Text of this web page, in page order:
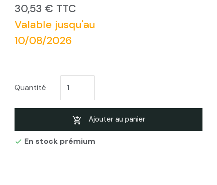
30,53 € TTC
Valable jusqu'au
10/08/2026
Quantité
Ajouter au panier
 En stock prémium